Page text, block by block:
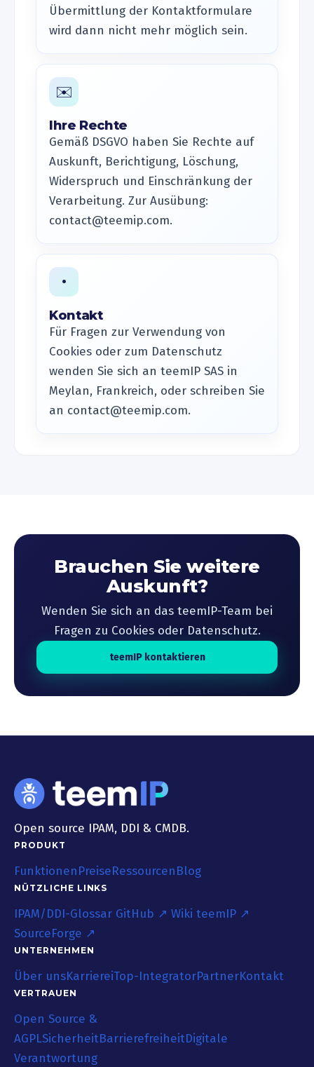
Übermittlung der Kontaktformulare
wird dann nicht mehr möglich sein.
✉️
Ihre Rechte
Gemäß DSGVO haben Sie Rechte auf
Auskunft, Berichtigung, Löschung,
Widerspruch und Einschränkung der
Verarbeitung. Zur Ausübung:
contact@teemip.com.
•
Kontakt
Für Fragen zur Verwendung von
Cookies oder zum Datenschutz
wenden Sie sich an teemIP SAS in
Meylan, Frankreich, oder schreiben Sie
an contact@teemip.com.
Brauchen Sie weitere
Auskunft?
Wenden Sie sich an das teemIP-Team bei
Fragen zu Cookies oder Datenschutz.
teemIP kontaktieren
Open source IPAM, DDI & CMDB.
PRODUKT
FunktionenPreiseRessourcenBlog
NÜTZLICHE LINKS
IPAM/DDI-Glossar GitHub ↗ Wiki teemIP ↗
SourceForge ↗
UNTERNEHMEN
Über unsKarriereiTop-IntegratorPartnerKontakt
VERTRAUEN
Open Source &
AGPLSicherheitBarrierefreiheitDigitale
Verantwortung